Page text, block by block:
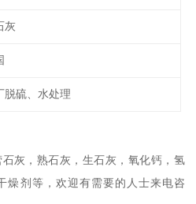
灰
脱硫、水处理
灰，熟石灰，生石灰，氧化钙，氢
燥剂等，欢迎有需要的人士来电咨